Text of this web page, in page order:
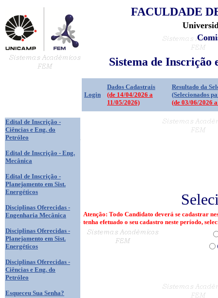
FACULDADE
Sistema de Inscrição
Login
Dados Cadastrais
(de 14/04/2026 a
11/05/2026)
Resultado da
(Selecionados
(de 03/06/2026
Edital de Inscrição -
Ciências e Eng. do
Petróleo
Edital de Inscrição - Eng.
Mecânica
Edital de Inscrição -
Planejamento em Sist.
Energéticos
Disciplinas Oferecidas -
Engenharia Mecânica
Disciplinas Oferecidas -
Planejamento em Sist.
Energéticos
Disciplinas Oferecidas -
Ciências e Eng. do
Petróleo
Esqueceu Sua Senha?
Atenção: Todo Candidato deverá se cadastrar
tenha efetuado o seu cadastro neste período,